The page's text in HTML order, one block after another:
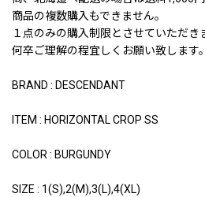
商品の複数購入もできません。
１点のみの購入制限とさせていただき
何卒ご理解の程宜しくお願い致します。
BRAND : DESCENDANT
ITEM : HORIZONTAL CROP SS
COLOR : BURGUNDY
SIZE : 1(S),2(M),3(L),4(XL)